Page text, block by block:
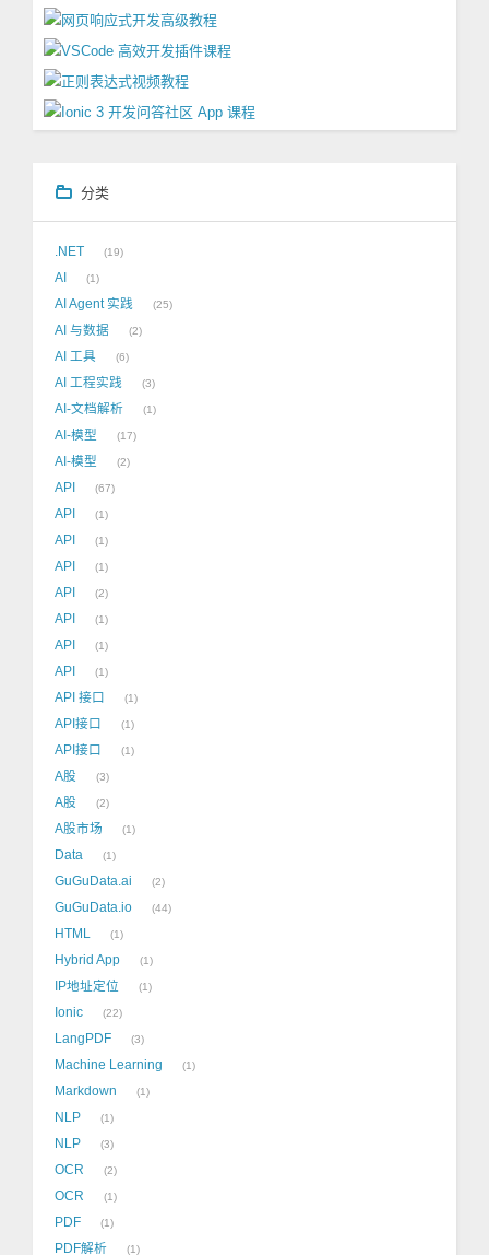
分类
.NET 19
AI 1
AI Agent 实践 25
AI 与数据 2
AI 工具 6
AI 工程实践 3
AI-文档解析 1
AI-模型 17
AI-模型 2
API 67
API 1
API 1
API 1
API 2
API 1
API 1
API 1
API 接口 1
API接口 1
API接口 1
A股 3
A股 2
A股市场 1
Data 1
GuGuData.ai 2
GuGuData.io 44
HTML 1
Hybrid App 1
IP地址定位 1
Ionic 22
LangPDF 3
Machine Learning 1
Markdown 1
NLP 1
NLP 3
OCR 2
OCR 1
PDF 1
PDF解析 1